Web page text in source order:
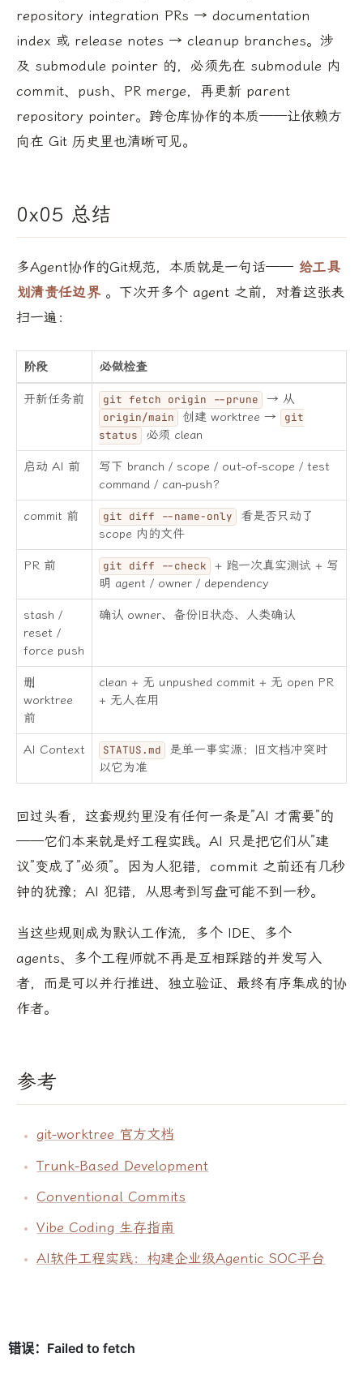
repository integration PRs → documentation
index 或 release notes → cleanup branches。涉
及 submodule pointer 的，必须先在 submodule 内
commit、push、PR merge，再更新 parent
repository pointer。跨仓库协作的本质——让依赖方
向在 Git 历史里也清晰可见。
0x05 总结
多Agent协作的Git规范，本质就是一句话—— 给工具
划清责任边界 。下次开多个 agent 之前，对着这张表
扫一遍：
阶段 必做检查
开新任务前 git fetch origin --prune → 从
origin/main 创建 worktree →
git
status
必须 clean
启动 AI 前
写下 branch / scope / out-of-scope / test
command / can-push?
commit 前 git diff --name-only
看是否只动了
scope 内的文件
PR 前 git diff --check
+ 跑一次真实测试 + 写
明 agent / owner / dependency
stash /
reset /
force push
确认 owner、备份旧状态、人类确认
删
worktree
前
clean + 无 unpushed commit + 无 open PR
+ 无人在用
AI Context STATUS.md
是单一事实源；旧文档冲突时
以它为准
回过头看，这套规约里没有任何一条是”AI 才需要”的
——它们本来就是好工程实践。AI 只是把它们从”建
议”变成了”必须”。因为人犯错，commit 之前还有几秒
钟的犹豫；AI 犯错，从思考到写盘可能不到一秒。
当这些规则成为默认工作流，多个 IDE、多个
agents、多个工程师就不再是互相踩踏的并发写入
者，而是可以并行推进、独立验证、最终有序集成的协
作者。
参考
git-worktree 官方文档
Trunk-Based Development
Conventional Commits
Vibe Coding 生存指南
AI软件工程实践：构建企业级Agentic SOC平台